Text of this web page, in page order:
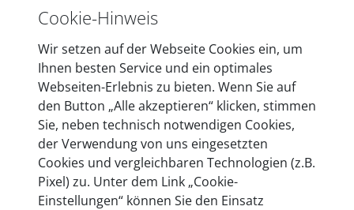
Mehr als 10 Jahre Erfahrung
In den Kfz-Diagnosegeräten von autoaid stecken
mehr als 10 Jahre Erfahrung, und auch in Zukunft
entwickeln wir unsere Produkte am Standort in
Berlin laufend weiter. Auf diese Qualität vertrauen
heute mehr als 60.000 Privatkunden und
Unternehmen.
Cookie-Hinweis
Wir setzen auf der Webseite Cookies ein, um
Ihnen besten Service und ein optimales
Webseiten-Erlebnis zu bieten. Wenn Sie auf
den Button „Alle akzeptieren“ klicken, stimmen
Sie, neben technisch notwendigen Cookies,
der Verwendung von uns eingesetzten
Cookies und vergleichbaren Technologien (z.B.
Pixel) zu. Unter dem Link „Cookie-
Einstellungen“ können Sie den Einsatz